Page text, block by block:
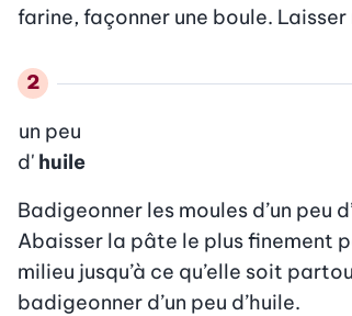
farine, façonner une boule.
d' huile
un peu
Badigeonner les moules d’un peu
Abaisser la pâte le plus finement
milieu jusqu’à ce qu’elle soit
badigeonner d’un peu d’huile.